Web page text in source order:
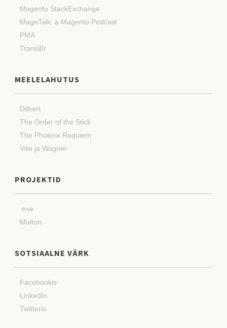
Magento StackExchange
MageTalk: a Magento Podcast
PMA
Transl8r
MEELELAHUTUS
Dilbert
The Order of the Stick
The Phoenix Requiem
Viivi ja Wagner
PROJEKTID
.exe
Multon
SOTSIAALNE VÄRK
Facebookis
LinkedIn
Twitteris